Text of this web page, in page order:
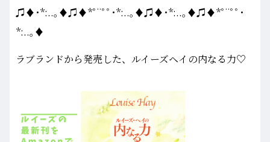
♫♦･*:..｡♦♫♦*ﾟ¨ﾟﾟ･*:..｡♦♫♦･*:..｡♦♫♦*ﾟ¨ﾟﾟ･
*:..｡♦
ラブランドから発売した、ルイーズヘイの内なる力♡